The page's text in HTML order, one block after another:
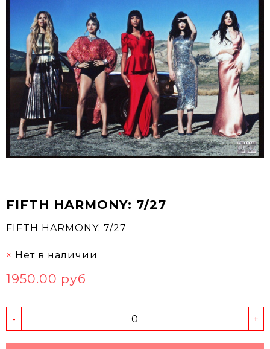
FIFTH HARMONY: 7/27
FIFTH HARMONY: 7/27
Нет в наличии
1950.00 руб
- +